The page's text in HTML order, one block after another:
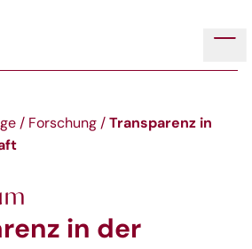
/ Forschung / Transparenz in
in der